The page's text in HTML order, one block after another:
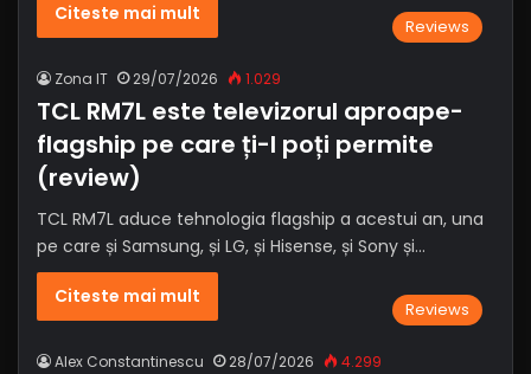
Citeste mai mult
Reviews
Zona IT 29/07/2026 1.029
TCL RM7L este televizorul aproape-
flagship pe care ți-l poți permite
(review)
TCL RM7L aduce tehnologia flagship a acestui an, una
pe care și Samsung, și LG, și Hisense, și Sony și…
Citeste mai mult
Reviews
Alex Constantinescu 28/07/2026 4.299